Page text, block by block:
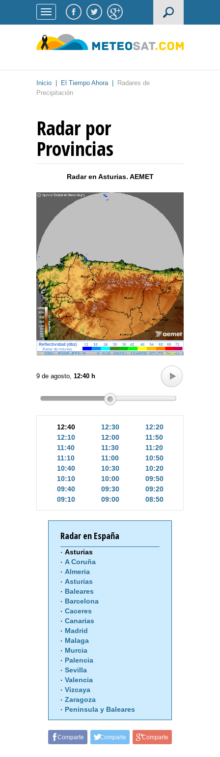
Inicio El Tiempo Ahora
Radares de
Precipitación
Radar por
Provincias
Radar en Asturias. AEMET
9 de agosto, 12:40 h
12:40 12:30
12:20
12:10
12:00
11:50
11:40
11:30
11:20
11:10
11:00
10:50
10:40
10:30
10:20
10:10
10:00
09:50
09:40
09:30
09:20
09:10
09:00 08:50
Radar en España
Asturias
A Coruña
Almeria
Asturias
Baleares
Barcelona
Caceres
Canarias
Madrid
Malaga
Murcia
Palencia
Sevilla
Valencia
Vizcaya
Zaragoza
Peninsula y Baleares
Comparte Comparte Comparte